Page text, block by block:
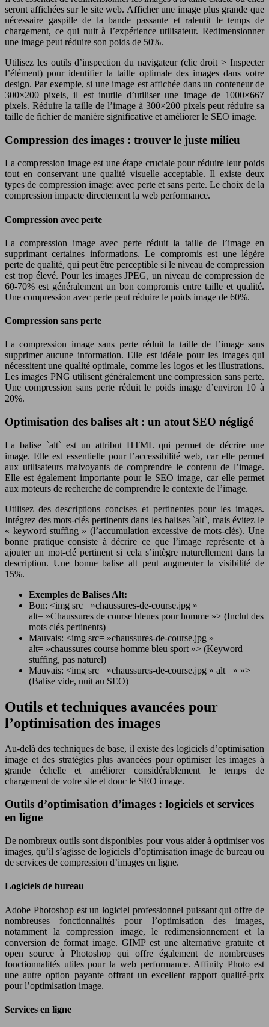
seront affichées sur le site web. Afficher une image plus grande que
nécessaire gaspille de la bande passante et ralentit le temps de
chargement, ce qui nuit à l’expérience utilisateur. Redimensionner
une image peut réduire son poids de 50%.
Utilisez les outils d’inspection du navigateur (clic droit > Inspecter
l’élément) pour identifier la taille optimale des images dans votre
design. Par exemple, si une image est affichée dans un conteneur de
300×200 pixels, il est inutile d’utiliser une image de 1000×667
pixels. Réduire la taille de l’image à 300×200 pixels peut réduire sa
taille de fichier de manière significative et améliorer le SEO image.
Compression des images : trouver le juste milieu
La compression image est une étape cruciale pour réduire leur poids
tout en conservant une qualité visuelle acceptable. Il existe deux
types de compression image: avec perte et sans perte. Le choix de la
compression impacte directement la web performance.
Compression avec perte
La compression image avec perte réduit la taille de l’image en
supprimant certaines informations. Le compromis est une légère
perte de qualité, qui peut être perceptible si le niveau de compression
est trop élevé. Pour les images JPEG, un niveau de compression de
60-70% est généralement un bon compromis entre taille et qualité.
Une compression avec perte peut réduire le poids image de 60%.
Compression sans perte
La compression image sans perte réduit la taille de l’image sans
supprimer aucune information. Elle est idéale pour les images qui
nécessitent une qualité optimale, comme les logos et les illustrations.
Les images PNG utilisent généralement une compression sans perte.
Une compression sans perte réduit le poids image d’environ 10 à
20%.
Optimisation des balises alt : un atout SEO négligé
La balise `alt` est un attribut HTML qui permet de décrire une
image. Elle est essentielle pour l’accessibilité web, car elle permet
aux utilisateurs malvoyants de comprendre le contenu de l’image.
Elle est également importante pour le SEO image, car elle permet
aux moteurs de recherche de comprendre le contexte de l’image.
Utilisez des descriptions concises et pertinentes pour les images.
Intégrez des mots-clés pertinents dans les balises `alt`, mais évitez le
« keyword stuffing » (l’accumulation excessive de mots-clés). Une
bonne pratique consiste à décrire ce que l’image représente et à
ajouter un mot-clé pertinent si cela s’intègre naturellement dans la
description. Une bonne balise alt peut augmenter la visibilité de
15%.
Exemples de Balises Alt:
Bon: <img src= »chaussures-de-course.jpg »
alt= »Chaussures de course bleues pour homme »> (Inclut des
mots clés pertinents)
Mauvais: <img src= »chaussures-de-course.jpg »
alt= »chaussures course homme bleu sport »> (Keyword
stuffing, pas naturel)
Mauvais: <img src= »chaussures-de-course.jpg » alt= » »>
(Balise vide, nuit au SEO)
Outils et techniques avancées pour
l’optimisation des images
Au-delà des techniques de base, il existe des logiciels d’optimisation
image et des stratégies plus avancées pour optimiser les images à
grande échelle et améliorer considérablement le temps de
chargement de votre site et donc le SEO image.
Outils d’optimisation d’images : logiciels et services
en ligne
De nombreux outils sont disponibles pour vous aider à optimiser vos
images, qu’il s’agisse de logiciels d’optimisation image de bureau ou
de services de compression d’images en ligne.
Logiciels de bureau
Adobe Photoshop est un logiciel professionnel puissant qui offre de
nombreuses fonctionnalités pour l’optimisation des images,
notamment la compression image, le redimensionnement et la
conversion de format image. GIMP est une alternative gratuite et
open source à Photoshop qui offre également de nombreuses
fonctionnalités utiles pour la web performance. Affinity Photo est
une autre option payante offrant un excellent rapport qualité-prix
pour l’optimisation image.
Services en ligne